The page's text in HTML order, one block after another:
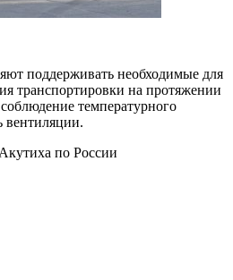
поддерживать необходимые для
транспортировки на протяжении
температурного
вентиляции.
по России